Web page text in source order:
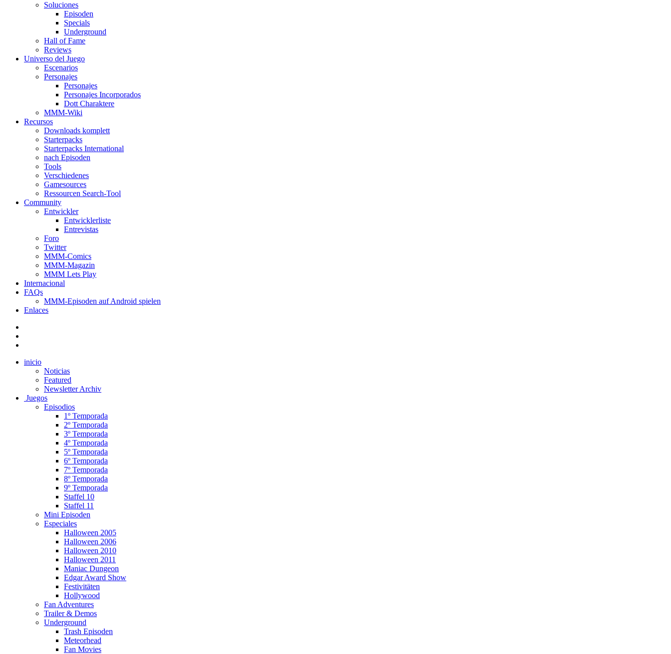
Soluciones
Episoden
Specials
Underground
Hall of Fame
Reviews
Universo del Juego
Escenarios
Personajes
Personajes
Personajes Incorporados
Dott Charaktere
MMM-Wiki
Recursos
Downloads komplett
Starterpacks
Starterpacks International
nach Episoden
Tools
Verschiedenes
Gamesources
Ressourcen Search-Tool
Community
Entwickler
Entwicklerliste
Entrevistas
Foro
Twitter
MMM-Comics
MMM-Magazin
MMM Lets Play
Internacional
FAQs
MMM-Episoden auf Android spielen
Enlaces
inicio
Noticias
Featured
Newsletter Archiv
Juegos
Episodios
1º Temporada
2º Temporada
3º Temporada
4º Temporada
5º Temporada
6º Temporada
7º Temporada
8º Temporada
9º Temporada
Staffel 10
Staffel 11
Mini Episoden
Especiales
Halloween 2005
Halloween 2006
Halloween 2010
Halloween 2011
Maniac Dungeon
Edgar Award Show
Festivitäten
Hollywood
Fan Adventures
Trailer & Demos
Underground
Trash Episoden
Meteorhead
Fan Movies